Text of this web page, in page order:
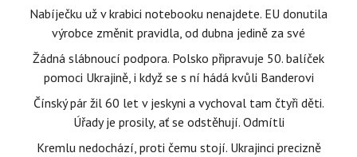
Nabíječku už v krabici notebooku nenajdete. EU donutila
výrobce změnit pravidla, od dubna jedině za své
Žádná slábnoucí podpora. Polsko připravuje 50. balíček
pomoci Ukrajině, i když se s ní hádá kvůli Banderovi
Čínský pár žil 60 let v jeskyni a vychoval tam čtyři děti.
Úřady je prosily, ať se odstěhují. Odmítli
Kremlu nedochází, proti čemu stojí. Ukrajinci precizně